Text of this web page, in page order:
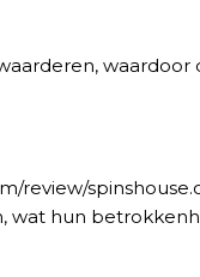
waardoor
review/
wat hun